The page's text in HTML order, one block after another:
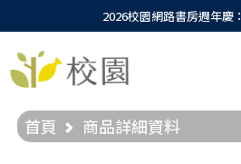
2026校園網路書房週年慶
首頁 商品詳細資料